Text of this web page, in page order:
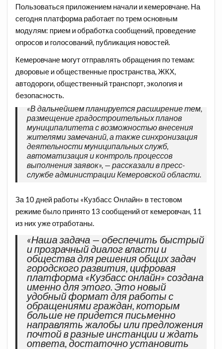
Пользоваться приложением начали и кемеровчане. На
сегодня платформа работает по трем основным
модулям: прием и обработка сообщений, проведение
опросов и голосований, публикация новостей.
Кемеровчане могут отправлять обращения по темам:
дворовые и общественные пространства, ЖКХ,
автодороги, общественный транспорт, экология и
безопасность.
«В дальнейшем планируется расширение тем,
размещение градостроительных планов
муниципалитета с возможностью внесения
жителями замечаний, а также синхронизация
деятельности муниципальных служб,
автоматизация и контроль процессов
выполнения заявок», — рассказали в пресс-
службе администрации Кемеровской области.
За 10 дней работы «Кузбасс Онлайн» в тестовом
режиме было принято 13 сообщений от кемеровчан, 11
из них уже отработаны.
«Наша задача — обеспечить быстрый
и прозрачный диалог власти и
общества для решения общих задач
городского развития, цифровая
платформа «Кузбасс онлайн» создана
именно для этого. Это новый
удобный формат для работы с
обращениями граждан, которым
больше не придется письменно
направлять жалобы или предложения
почтой в разные инстанции и ждать
ответа, достаточно установить